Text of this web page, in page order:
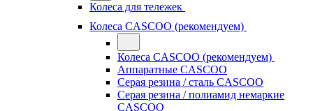
Колеса для тележек
Колеса CASCOO (рекомендуем)
Колеса CASCOO (рекомендуем)
Аппаратные CASCOO
Серая резина / сталь CASCOO
Серая резина / полиамид немаркие
CASCOO